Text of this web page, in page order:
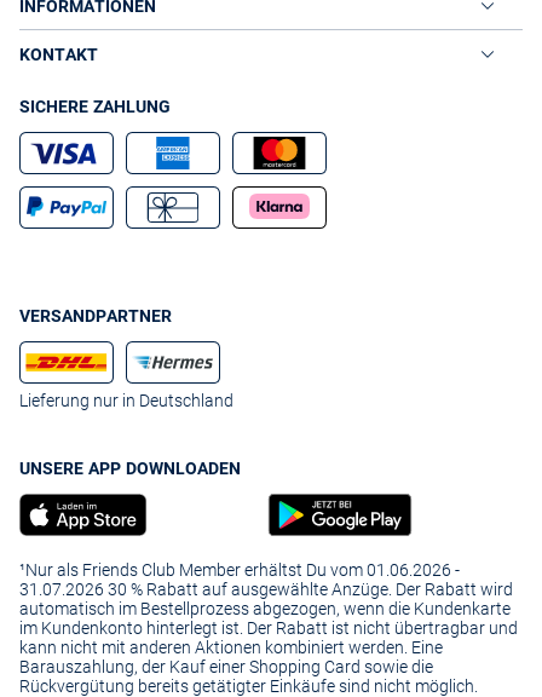
INFORMATIONEN
KONTAKT
SICHERE ZAHLUNG
VERSANDPARTNER
Lieferung nur in Deutschland
UNSERE APP DOWNLOADEN
¹Nur als Friends Club Member erhältst Du vom 01.06.2026 -
31.07.2026 30 % Rabatt auf ausgewählte Anzüge. Der Rabatt wird
automatisch im Bestellprozess abgezogen, wenn die Kundenkarte
im Kundenkonto hinterlegt ist. Der Rabatt ist nicht übertragbar und
kann nicht mit anderen Aktionen kombiniert werden. Eine
Barauszahlung, der Kauf einer Shopping Card sowie die
Rückvergütung bereits getätigter Einkäufe sind nicht möglich.